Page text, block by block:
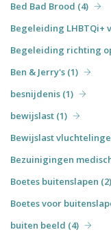
Bed Bad Brood (4)
Begeleiding LHBTQi+
Begeleiding richting
Ben & Jerry's (1)
besnijdenis (1)
bewijslast (1)
Bewijslast
Bezuinigingen
Boetes buitenslapen (2)
Boetes voor
buiten beeld (4)